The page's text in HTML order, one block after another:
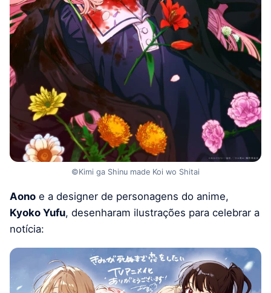
©Kimi ga Shinu made Koi wo Shitai
Aono e a designer de personagens do anime,
Kyoko Yufu, desenharam ilustrações para celebrar a
notícia: